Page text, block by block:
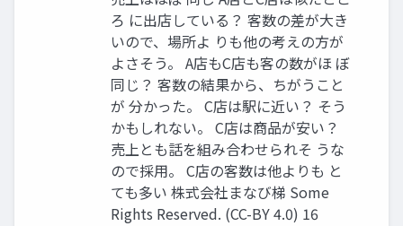
ろ に出店している？ 客数の差が大き
いので、場所よ りも他の考えの方が
よさそう。 A店もC店も客の数がほ ぼ
同じ？ 客数の結果から、ちがうこと
が 分かった。 C店は駅に近い？ そう
かもしれない。 C店は商品が安い？
売上とも話を組み合わせられそ うな
ので採用。 C店の客数は他よりも と
ても多い 株式会社まなび梯 Some
Rights Reserved. (CC-BY 4.0) 16